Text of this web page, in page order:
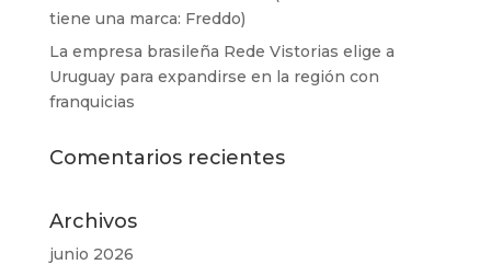
tiene una marca: Freddo)
La empresa brasileña Rede Vistorias elige a
Uruguay para expandirse en la región con
franquicias
Comentarios recientes
Archivos
junio 2026